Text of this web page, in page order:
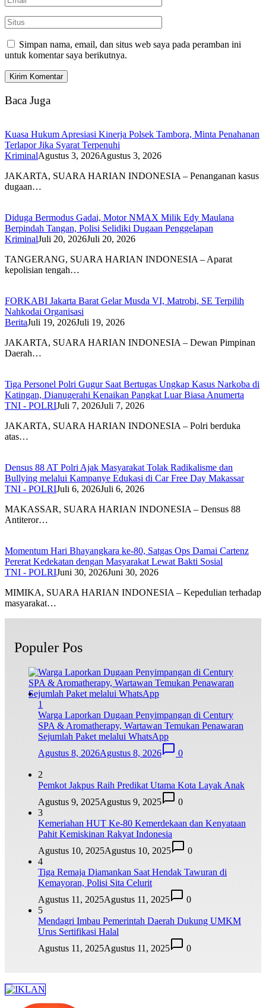
Simpan nama, email, dan situs web saya pada peramban ini
untuk komentar saya berikutnya.
Baca Juga
Kuasa Hukum Apresiasi Kinerja Polsek Tambora, Minta Penahanan
Terlapor Jika Syarat Terpenuhi
KriminalAgustus 3, 2026Agustus 3, 2026
JAKARTA, SUARA HARIAN INDONESIA – Penanganan kasus
dugaan…
Diduga Bermodus Gadai, Motor NMAX Milik Edy Maulana
Berpindah Tangan, Polisi Selidiki Dugaan Penggelapan
KriminalJuli 20, 2026Juli 20, 2026
TANGERANG, SUARA HARIAN INDONESIA – Aparat
kepolisian tengah…
FORKABI Jakarta Barat Gelar Musda VI, Matrobi, SE Terpilih
Nahkodai Organisasi
BeritaJuli 19, 2026Juli 19, 2026
JAKARTA, SUARA HARIAN INDONESIA – Dewan Pimpinan
Daerah…
Tiga Personel Polri Gugur Saat Bertugas Ungkap Kasus Narkoba di
Katingan, Dianugerahi Kenaikan Pangkat Luar Biasa Anumerta
TNI - POLRIJuli 7, 2026Juli 7, 2026
JAKARTA, SUARA HARIAN INDONESIA – Polri berduka
atas…
Densus 88 AT Polri Ajak Masyarakat Tolak Radikalisme dan
Bullying melalui Kampanye Edukasi di Car Free Day Makassar
TNI - POLRIJuli 6, 2026Juli 6, 2026
MAKASSAR, SUARA HARIAN INDONESIA – Densus 88
Antiteror…
Momentum Hari Bhayangkara ke-80, Satgas Ops Damai Cartenz
Pererat Kedekatan dengan Masyarakat Lewat Bakti Sosial
TNI - POLRIJuni 30, 2026Juni 30, 2026
MIMIKA, SUARA HARIAN INDONESIA – Kepedulian terhadap
masyarakat…
Populer Pos
1
Warga Laporkan Dugaan Penyimpangan di Century
SPA & Aromatherapy, Wartawan Temukan Penawaran
Sejumlah Paket melalui WhatsApp
Agustus 8, 2026Agustus 8, 2026 0
2
Pemkot Jakpus Raih Predikat Utama Kota Layak Anak
Agustus 9, 2025Agustus 9, 2025
0
3
Kemeriahan HUT Ke-80 Kemerdekaan dan Kenyataan
Pahit Kemiskinan Rakyat Indonesia
Agustus 10, 2025Agustus 10, 2025
0
4
Tiga Remaja Diamankan Saat Hendak Tawuran di
Kemayoran, Polisi Sita Celurit
Agustus 11, 2025Agustus 11, 2025
0
5
Mendagri Imbau Pemerintah Daerah Dukung UMKM
Urus Sertifikasi Halal
Agustus 11, 2025Agustus 11, 2025 0